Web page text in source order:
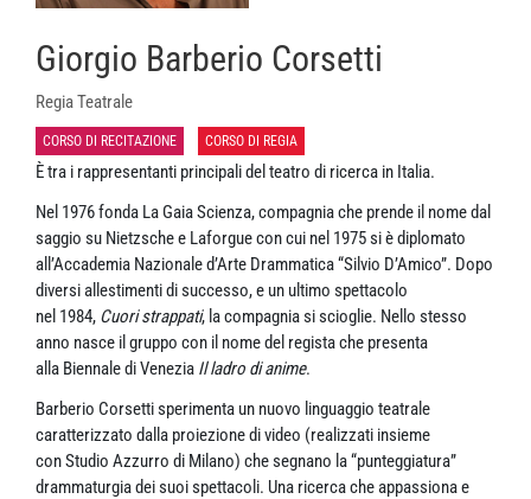
Giorgio Barberio Corsetti
Regia Teatrale
CORSO DI RECITAZIONE CORSO DI REGIA
È tra i rappresentanti principali del teatro di ricerca in Italia.
Nel 1976 fonda La Gaia Scienza, compagnia che prende il nome dal
saggio su Nietzsche e Laforgue con cui nel 1975 si è diplomato
all’Accademia Nazionale d’Arte Drammatica “Silvio D’Amico”. Dopo
diversi allestimenti di successo, e un ultimo spettacolo
nel 1984, Cuori strappati, la compagnia si scioglie. Nello stesso
anno nasce il gruppo con il nome del regista che presenta
alla Biennale di Venezia Il ladro di anime.
Barberio Corsetti sperimenta un nuovo linguaggio teatrale
caratterizzato dalla proiezione di video (realizzati insieme
con Studio Azzurro di Milano) che segnano la “punteggiatura”
drammaturgia dei suoi spettacoli. Una ricerca che appassiona e